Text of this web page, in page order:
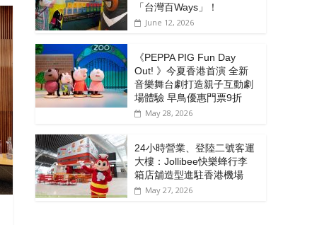
「台灣百Ways」！
June 12, 2026
《PEPPA PIG Fun Day
Out! 》今夏香港首演 全新
音樂舞台劇打造親子互動劇
場體驗 早鳥優惠門票9折
May 28, 2026
24小時營業、登陸二號客運
大樓：Jollibee快樂蜂行李
箱店舖造型進駐香港機場
May 27, 2026